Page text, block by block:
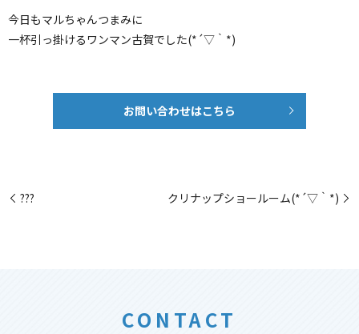
今日もマルちゃんつまみに
一杯引っ掛けるワンマン古賀でした(*´▽｀*)
お問い合わせはこちら
??? クリナップショールーム(*´▽｀*)
CONTACT